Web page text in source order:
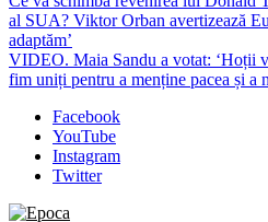
al SUA? Viktor Orban avertizează
adaptăm’
VIDEO. Maia Sandu a votat: ‘Hoții
fim uniți pentru a menține pacea și a
Facebook
YouTube
Instagram
Twitter